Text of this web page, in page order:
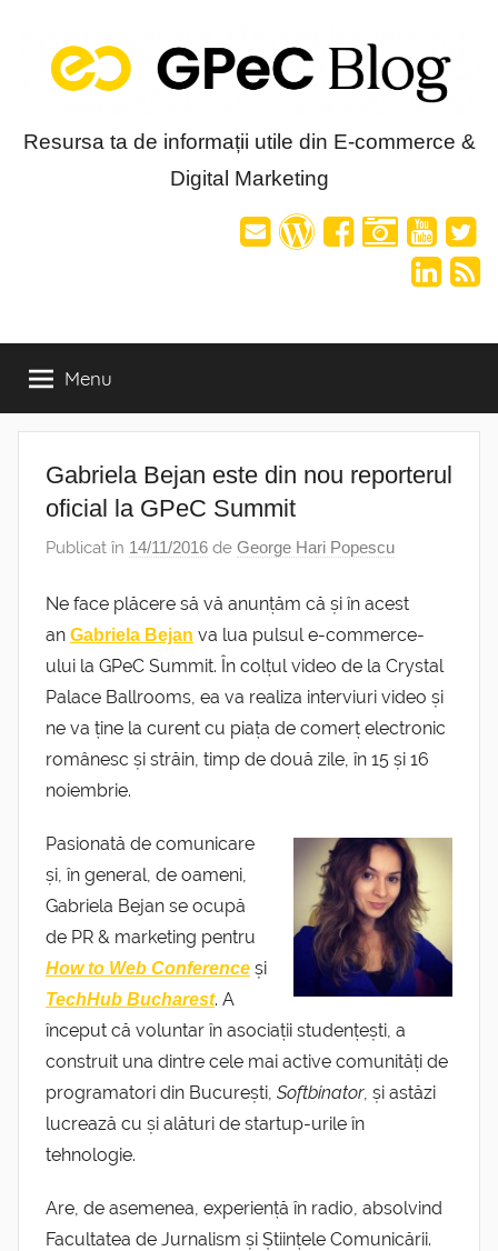
content
Blog-
Resursa ta de informații utile din E-commerce &
Digital Marketing
Menu
Gabriela Bejan este din nou reporterul
oficial la GPeC Summit
Publicat în 14/11/2016 de George Hari Popescu
Ne face plăcere să vă anunțăm că și în acest
an Gabriela Bejan va lua pulsul e-commerce-
ului la GPeC Summit. În colțul video de la Crystal
Palace Ballrooms, ea va realiza interviuri video și
ne va ține la curent cu piața de comerț electronic
românesc și străin, timp de două zile, în 15 și 16
noiembrie.
Pasionată de comunicare
și, în general, de oameni,
Gabriela Bejan se ocupă
de PR & marketing pentru
How to Web Conference și
TechHub Bucharest. A
început că voluntar în asociații studențești, a
construit una dintre cele mai active comunități de
programatori din București, Softbinator, și astăzi
lucrează cu și alături de startup-urile în
tehnologie.
Are, de asemenea, experiență în radio, absolvind
Facultatea de Jurnalism și Științele Comunicării.